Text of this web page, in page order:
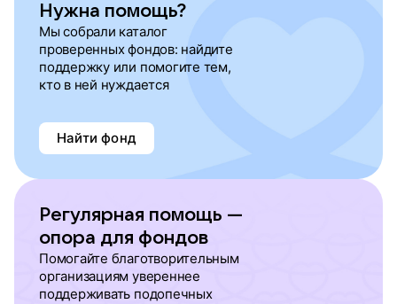
Нужна помощь?
Мы собрали каталог
проверенных фондов: найдите
поддержку или помогите тем,
кто в ней нуждается
Найти фонд
Регулярная помощь —
опора для фондов
Помогайте благотворительным
организациям увереннее
поддерживать подопечных